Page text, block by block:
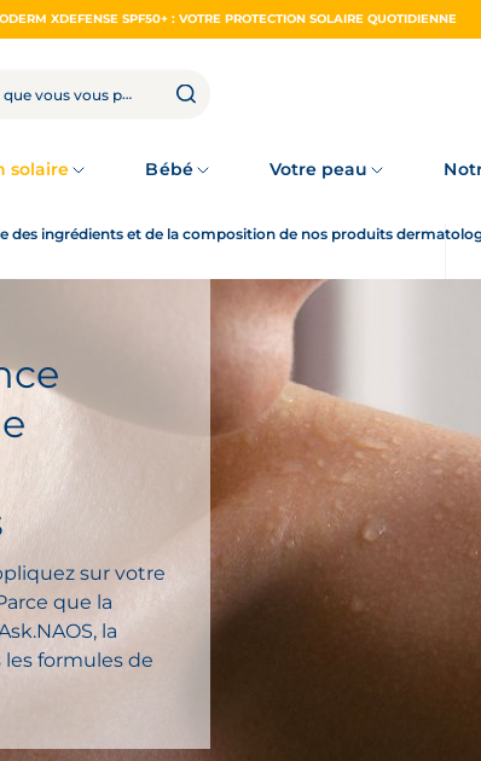
XDEFENSE SPF50+ : VOTRE PROTECTION SOLAIRE QUOTIDIENNE
solaire Bébé Votre peau
des ingrédients et de la composition de nos produits
sur votre
que la
la
formules de